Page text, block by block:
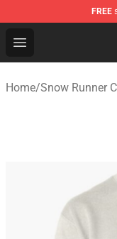
FREE
Open menu
Snow Runner
Home/Snow Runner